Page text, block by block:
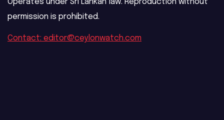
Operates under Sri Lankan law. Reproduction without
permission is prohibited.
Contact: editor@ceylonwatch.com